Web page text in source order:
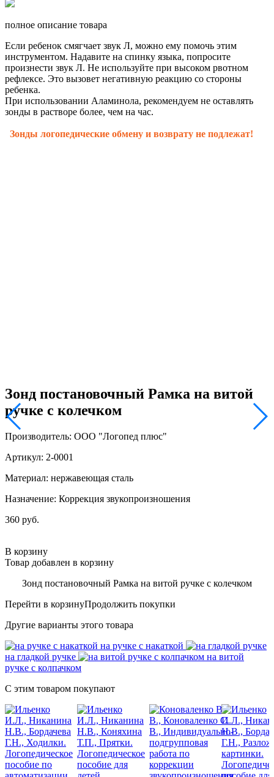
полное описание товара
Если ребенок смягчает звук Л, можно ему помочь этим
инструментом. Надавите на спинку языка, попросите
произнести звук Л. Не используйте при высоком рвотном
рефлексе. Это вызовет негативную реакцию со стороны
ребенка.
При использовании Аламинола, рекомендуем не оставлять
зонды в растворе более, чем на час.
Зонды логопедические обмену и возврату не подлежат!
Зонд постановочный Рамка на витой
ручке с колечком
Производитель: ООО "Логопед плюс"
Артикул: 2-0001
Материал: нержавеющая сталь
Назначение: Коррекция звукопроизношения
360 руб.
В корзину
Товар добавлен в корзину
Зонд постановочный Рамка на витой ручке с колечком
Перейти в корзинуПродолжить покупки
Другие варианты этого товара
на ручке с накаткой
на гладкой ручке
на витой
ручке с колпачком
С этим товаром покупают